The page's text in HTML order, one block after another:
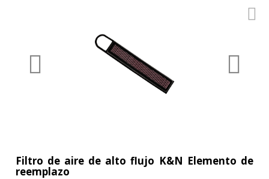
About
Filtro de aire de alto flujo K&N Elemento de
reemplazo